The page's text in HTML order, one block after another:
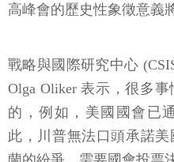
高峰會的歷史性象徵意義
戰略與國際研究中心
Olga Oliker 表示，很多
的，例如，美國國會已
此，川普無法口頭承諾